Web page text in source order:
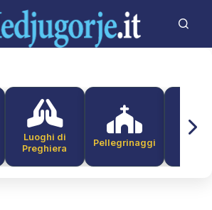
Luoghi di
Preghiera
Pellegrinaggi